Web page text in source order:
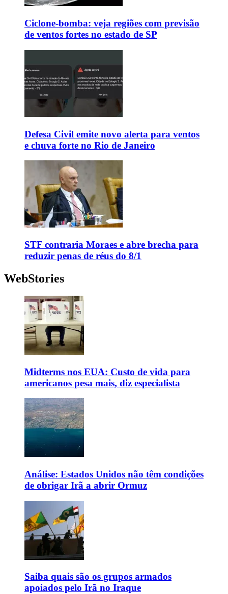
Ciclone-bomba: veja regiões com previsão
de ventos fortes no estado de SP
Defesa Civil emite novo alerta para ventos
e chuva forte no Rio de Janeiro
STF contraria Moraes e abre brecha para
reduzir penas de réus do 8/1
WebStories
Midterms nos EUA: Custo de vida para
americanos pesa mais, diz especialista
Análise: Estados Unidos não têm condições
de obrigar Irã a abrir Ormuz
Saiba quais são os grupos armados
apoiados pelo Irã no Iraque